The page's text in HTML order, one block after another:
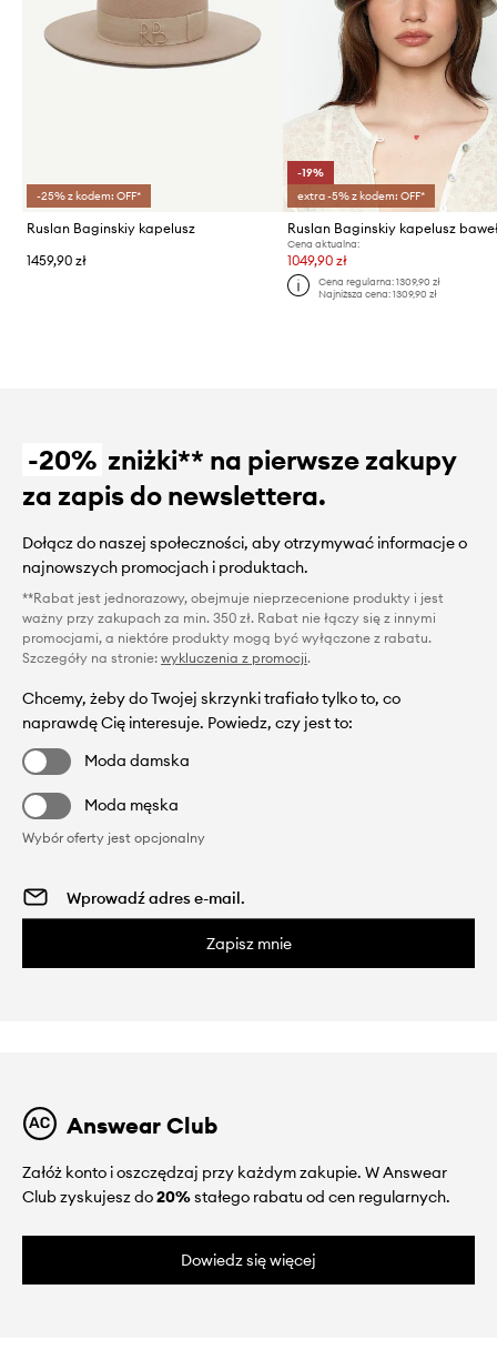
-25% z kodem: OFF*
Ruslan Baginskiy kapelusz
1459,90 zł
-19%
extra -5% z kodem: OFF*
Cena aktualna:
1049,90 zł
Cena regularna: 1309,90 zł
Najniższa cena: 1309,90 zł
-20% zniżki** na pierwsze zakupy
za zapis do newslettera.
Dołącz do naszej społeczności, aby otrzymywać informacje o
najnowszych promocjach i produktach.
**Rabat jest jednorazowy, obejmuje nieprzecenione produkty i jest
ważny przy zakupach za min. 350 zł. Rabat nie łączy się z innymi
promocjami, a niektóre produkty mogą być wyłączone z rabatu.
Szczegóły na stronie: wykluczenia z promocji.
Chcemy, żeby do Twojej skrzynki trafiało tylko to, co
naprawdę Cię interesuje. Powiedz, czy jest to:
Moda damska
Moda męska
Wybór oferty jest opcjonalny
Zapisz mnie
Answear Club
Załóż konto i oszczędzaj przy każdym zakupie. W Answear
Club zyskujesz do20%stałego rabatu od cen regularnych.
Dowiedz się więcej